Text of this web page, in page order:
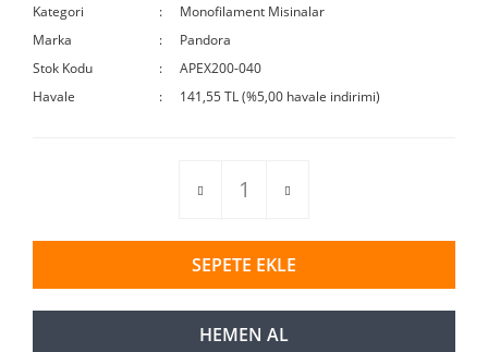
Kategori
Monofilament Misinalar
Marka
Pandora
Stok Kodu
APEX200-040
Havale
141,55 TL (%5,00 havale indirimi)
SEPETE EKLE
HEMEN AL